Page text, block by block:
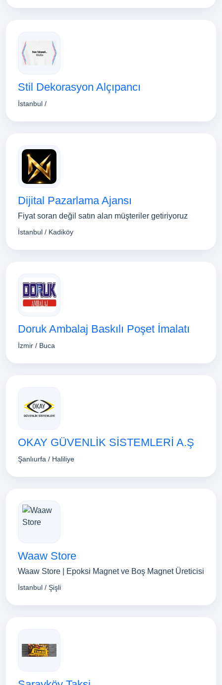
Stil Dekorasyon Alçıpancı
İstanbul /
Dijital Pazarlama Ajansı
Fiyat soran değil satın alan müşteriler getiriyoruz
İstanbul / Kadiköy
Doruk Ambalaj Baskılı Poşet İmalatı
İzmir / Buca
OKAY GÜVENLİK SİSTEMLERİ A.Ş
Şanlıurfa / Haliliye
Waaw Store
Waaw Store | Epoksi Magnet ve Boş Magnet Üreticisi
İstanbul / Şişli